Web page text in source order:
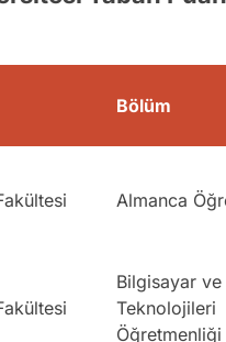
Bölüm
Almanca
Bilgisayar
Teknolojileri
Öğretmenliği